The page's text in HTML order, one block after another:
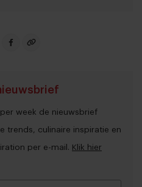
week de nieuwsbrief
trends, culinaire inspiratie en
per e-mail. Klik hier